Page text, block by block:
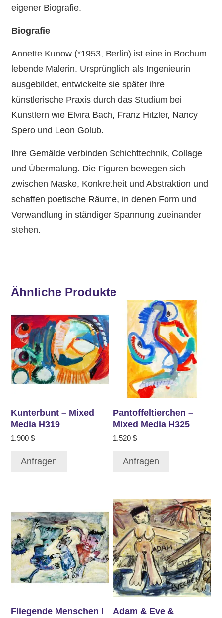
eigener Biografie.
Biografie
Annette Kunow (*1953, Berlin) ist eine in Bochum
lebende Malerin. Ursprünglich als Ingenieurin
ausgebildet, entwickelte sie später ihre
künstlerische Praxis durch das Studium bei
Künstlern wie Elvira Bach, Franz Hitzler, Nancy
Spero und Leon Golub.
Ihre Gemälde verbinden Schichttechnik, Collage
und Übermalung. Die Figuren bewegen sich
zwischen Maske, Konkretheit und Abstraktion und
schaffen poetische Räume, in denen Form und
Verwandlung in ständiger Spannung zueinander
stehen.
Ähnliche Produkte
Kunterbunt – Mixed
Media H319
1.900 $
Anfragen
Pantoffeltierchen –
Mixed Media H325
1.520$
Anfragen
Fliegende Menschen I
Adam & Eve &